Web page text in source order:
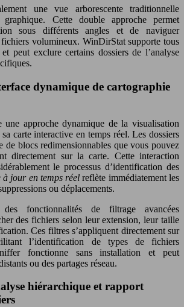
une vue arborescente traditionnelle
Cette double approche permet
sous différents angles et de naviguer
volumineux. WinDirStat supporte tous
peut exclure certains dossiers de l’analyse
dynamique de cartographie
une approche dynamique de la visualisation
sa carte interactive en temps réel. Les dossiers
de blocs redimensionnables que vous pouvez
directement sur la carte. Cette interaction
le processus d’identification des
à jour en temps réelreflète immédiatement les
ou déplacements.
fonctionnalités de filtrage avancées
des fichiers selon leur extension, leur taille
Ces filtres s’appliquent directement sur
l’identification de types de fichiers
fonctionne sans installation et peut
ou des partages réseau.
hiérarchique et rapport